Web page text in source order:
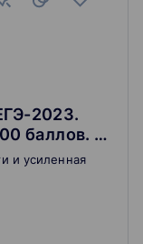
2023.
баллов. 11
и усиленная